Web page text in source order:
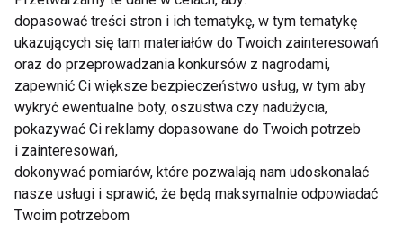
Kulturystki
Mistrzostwa Polski -
dopasować treści stron i ich tematykę, w tym tematykę
ukazujących się tam materiałów do Twoich zainteresowań
oraz do przeprowadzania konkursów z nagrodami,
zapewnić Ci większe bezpieczeństwo usług, w tym aby
wykryć ewentualne boty, oszustwa czy nadużycia,
pokazywać Ci reklamy dopasowane do Twoich potrzeb
i zainteresowań,
dokonywać pomiarów, które pozwalają nam udoskonalać
nasze usługi i sprawić, że będą maksymalnie odpowiadać
Twoim potrzebom